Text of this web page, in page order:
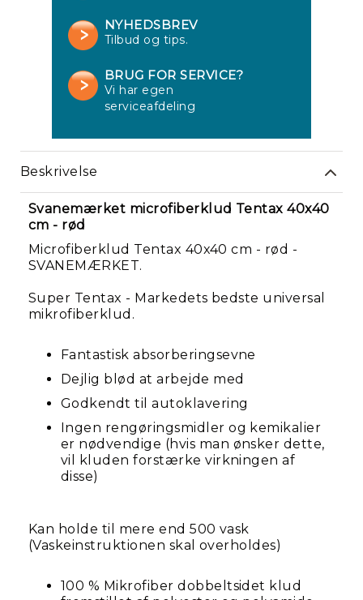
NYHEDSBREV
Tilbud og tips.
BRUG FOR SERVICE?
Vi har egen
serviceafdeling
Beskrivelse
Svanemærket microfiberklud Tentax 40x40
cm - rød
Microfiberklud Tentax 40x40 cm - rød -
SVANEMÆRKET.
Super Tentax - Markedets bedste universal
mikrofiberklud.
Fantastisk absorberingsevne
Dejlig blød at arbejde med
Godkendt til autoklavering
Ingen rengøringsmidler og kemikalier
er nødvendige (hvis man ønsker dette,
vil kluden forstærke virkningen af
disse)
Kan holde til mere end 500 vask
(Vaskeinstruktionen skal overholdes)
100 % Mikrofiber dobbeltsidet klud